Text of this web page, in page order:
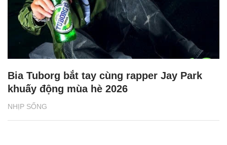
NHỊP SỐNG
Bia Tuborg bắt tay cùng rapper Jay Park
khuấy động mùa hè 2026